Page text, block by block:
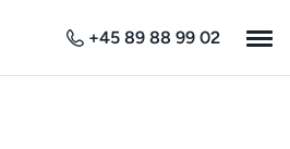
+45 89 88 99 02